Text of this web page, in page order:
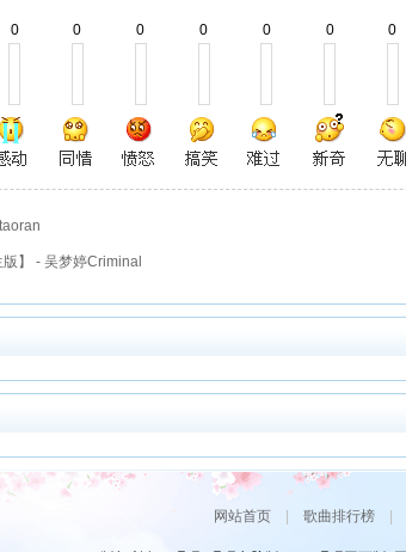
0 0 0 0 0 0 0
】 - 吴梦婷Criminal
网站首页| 歌曲排行榜|